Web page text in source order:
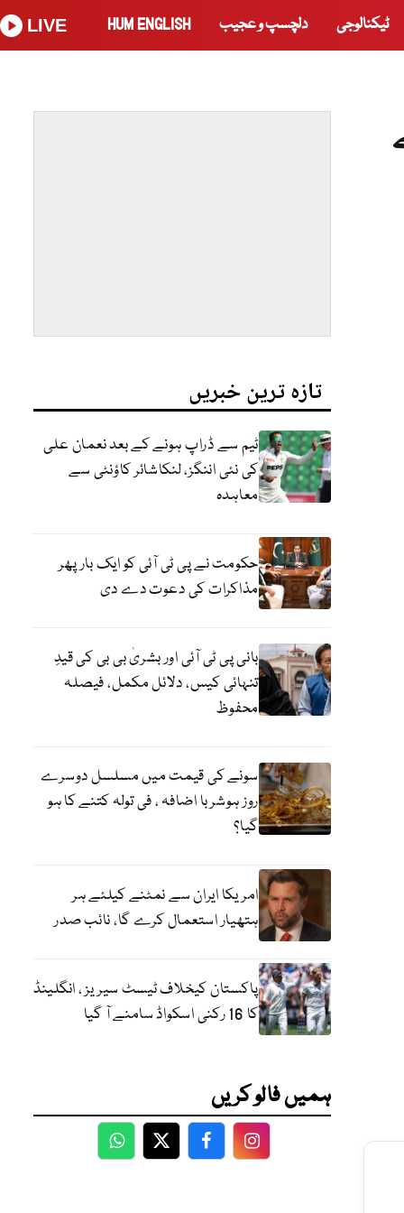
ٹیکنالوجی دلچسپ و عجیب HUM ENGLISH
LIVE
کے
تازہ ترین خبریں
ٹیم سے ڈراپ ہونے کے بعد نعمان علی
کی نئی اننگز، لنکاشائر کاؤنٹی سے
معاہدہ
حکومت نے پی ٹی آئی کو ایک بارپھر
مذاکرات کی دعوت دے دی
بانی پی ٹی آئی اور بشریٰ بی بی کی قیدِ
تنہائی کیس، دلائل مکمل، فیصلہ
محفوظ
سونے کی قیمت میں مسلسل دوسرے
روز ہوشربا اضافہ ، فی تولہ کتنے کا ہو
گیا؟
امریکا ایران سے نمٹنے کیلئے ہر
ہتھیار استعمال کرے گا، نائب صدر
پاکستان کیخلاف ٹیسٹ سیریز ، انگلینڈ
کا 16 رکنی اسکواڈ سامنے آ گیا
ہمیں فالو کریں
WhatsApp
TwitterFacebookFacebook